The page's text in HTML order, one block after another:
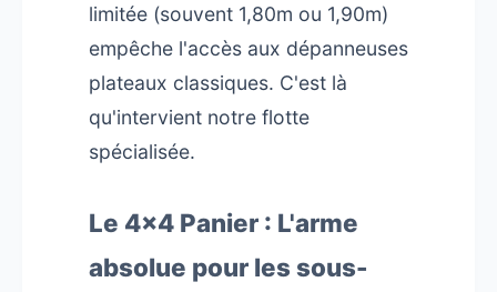
limitée (souvent 1,80m ou 1,90m)
empêche l'accès aux dépanneuses
plateaux classiques. C'est là
qu'intervient notre flotte
spécialisée.
Le 4x4 Panier : L'arme
absolue pour les sous-